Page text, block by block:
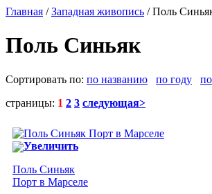
Главная /Западная живопись / Поль
Поль Синьяк
Сортировать по: по названию по году
страницы: 1 2 3 следующая>
Увеличить
Поль Синьяк
Порт в Марселе